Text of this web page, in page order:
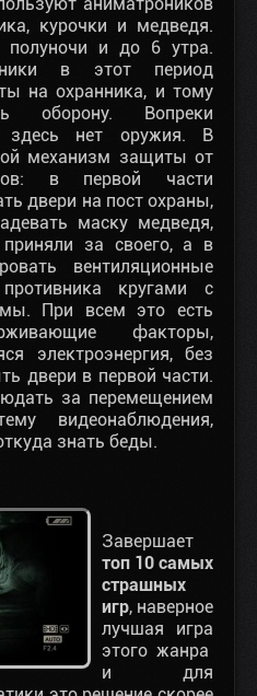
курочки и медведя.
полуночи и до 6 утра.
в этот период
на охранника, и тому
оборону. Вопреки
здесь нет оружия. В
механизм защиты от
в первой части
двери на пост охраны,
маску медведя,
за своего, а в
вентиляционные
кругами с
При всем это есть
факторы,
электроэнергия, без
двери в первой части.
за перемещением
видеонаблюдения,
знать беды.
Завершает
топ 10 самых
страшных
игр, наверное
лучшая игра
этого жанра
и для